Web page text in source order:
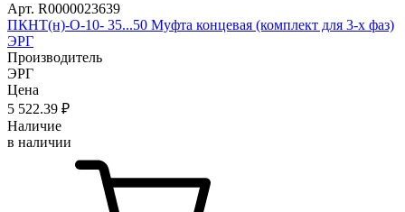
Арт. R0000023639
ПКНТ(н)-О-10- 35...50 Муфта концевая (комплект для 3-х фаз)
ЭРГ
Производитель
ЭРГ
Цена
5 522.39 ₽
Наличие
в наличии